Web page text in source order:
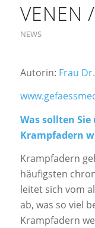
VENEN
NEWS
Autorin: Frau
Was sollten Sie
Krampfadern
Krampfadern
häufigsten
leitet sich vom
ab, was so viel
Krampfadern